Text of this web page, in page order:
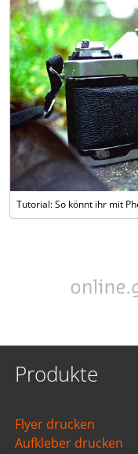
Tutorial: So könnt ihr mit
Produkte
Flyer drucken
Aufkleber drucken